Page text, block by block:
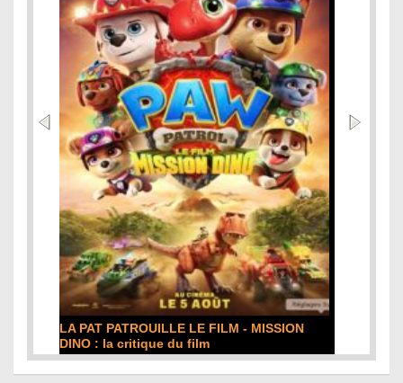
LA PAT PATROUILLE LE FILM - MISSION
DINO : la critique du film